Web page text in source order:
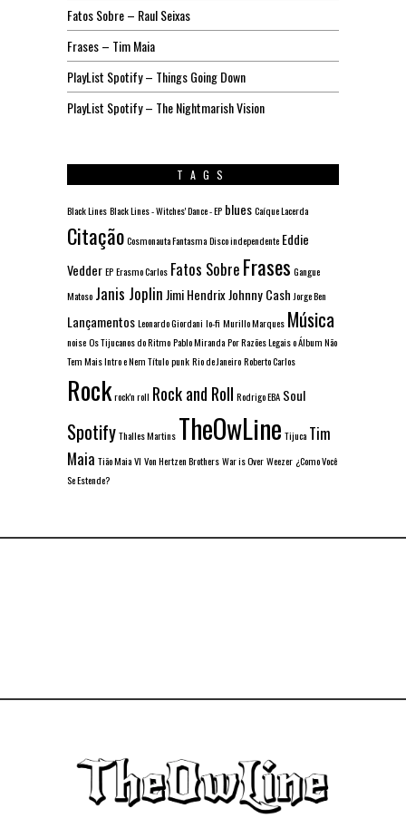
Fatos Sobre – Raul Seixas
Frases – Tim Maia
PlayList Spotify – Things Going Down
PlayList Spotify – The Nightmarish Vision
TAGS
Black LinesBlack Lines - Witches' Dance - EP bluesCaíque Lacerda
CitaçãoCosmonauta FantasmaDisco independente Eddie
VedderEPErasmo Carlos Fatos Sobre Frases Gangue
Matoso Janis Joplin Jimi HendrixJohnny Cash Jorge Ben
LançamentosLeonardo Giordani lo-fi Murillo Marques Música
noiseOs Tijucanos do RitmoPablo MirandaPor Razões Legais o Álbum Não
Tem Mais Intro e Nem TítulopunkRio de JaneiroRoberto Carlos
Rockrock'n roll Rock and Roll Rodrigo EBA Soul
SpotifyThalles Martins TheOwLine Tijuca Tim
Maia Tião MaiaVI Von Hertzen BrothersWar is OverWeezer ¿Como Você
Se Estende?